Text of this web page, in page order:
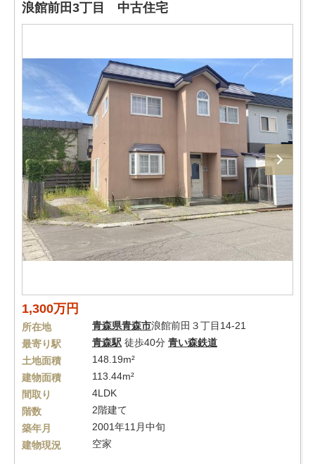
浪館前田3丁目 中古住宅
1,300万円
所在地 青森県青森市浪館前田３丁目14-21
最寄り駅
青森駅 徒歩40分 青い森鉄道
土地面積
148.19m²
建物面積
113.44m²
間取り
4LDK
階数
2階建て
築年月
2001年11月中旬
建物現況
空家